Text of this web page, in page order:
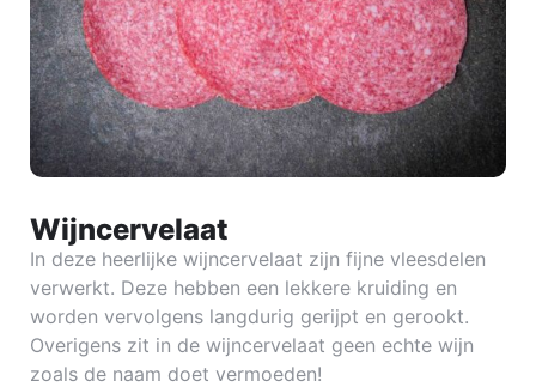
Wijncervelaat
In deze heerlijke wijncervelaat zijn fijne vleesdelen
verwerkt. Deze hebben een lekkere kruiding en
worden vervolgens langdurig gerijpt en gerookt.
Overigens zit in de wijncervelaat geen echte wijn
zoals de naam doet vermoeden!